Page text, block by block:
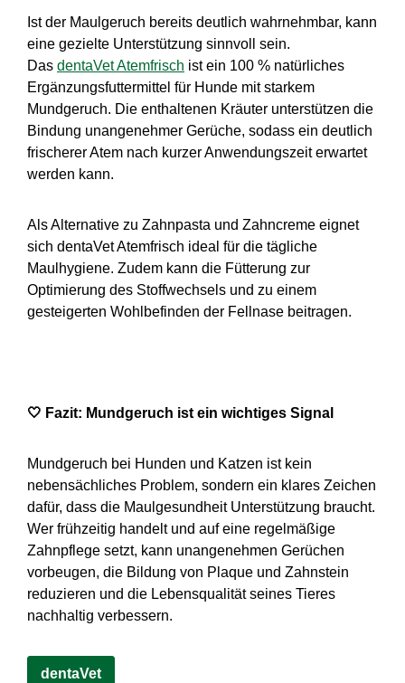
Ist der Maulgeruch bereits deutlich wahrnehmbar, kann
eine gezielte Unterstützung sinnvoll sein.
Das dentaVet Atemfrisch ist ein 100 % natürliches
Ergänzungsfuttermittel für Hunde mit starkem
Mundgeruch. Die enthaltenen Kräuter unterstützen die
Bindung unangenehmer Gerüche, sodass ein deutlich
frischerer Atem nach kurzer Anwendungszeit erwartet
werden kann.
Als Alternative zu Zahnpasta und Zahncreme eignet
sich dentaVet Atemfrisch ideal für die tägliche
Maulhygiene. Zudem kann die Fütterung zur
Optimierung des Stoffwechsels und zu einem
gesteigerten Wohlbefinden der Fellnase beitragen.
🤍 Fazit: Mundgeruch ist ein wichtiges Signal
Mundgeruch bei Hunden und Katzen ist kein
nebensächliches Problem, sondern ein klares Zeichen
dafür, dass die Maulgesundheit Unterstützung braucht.
Wer frühzeitig handelt und auf eine regelmäßige
Zahnpflege setzt, kann unangenehmen Gerüchen
vorbeugen, die Bildung von Plaque und Zahnstein
reduzieren und die Lebensqualität seines Tieres
nachhaltig verbessern.
dentaVet